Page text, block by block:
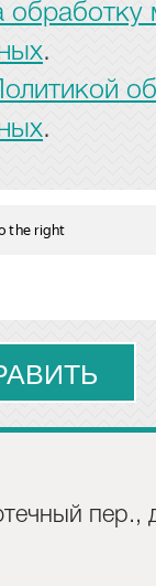
обработку
.
.
пер.,